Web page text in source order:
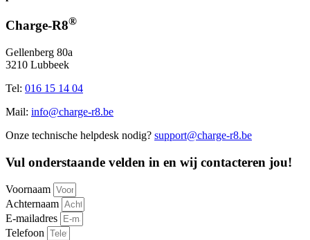
Charge-R8®
Gellenberg 80a
3210 Lubbeek
Tel: 016 15 14 04
Mail: info@charge-r8.be
Onze technische helpdesk nodig? support@charge-r8.be
Vul onderstaande velden in en wij contacteren jou!
Voornaam
Achternaam
E-mailadres
Telefoon